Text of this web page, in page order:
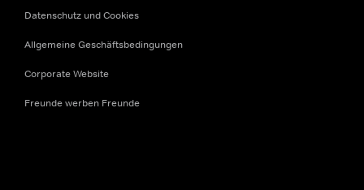
Datenschutz und Cookies
Allgemeine Geschäftsbedingungen
Corporate Website
Freunde werben Freunde